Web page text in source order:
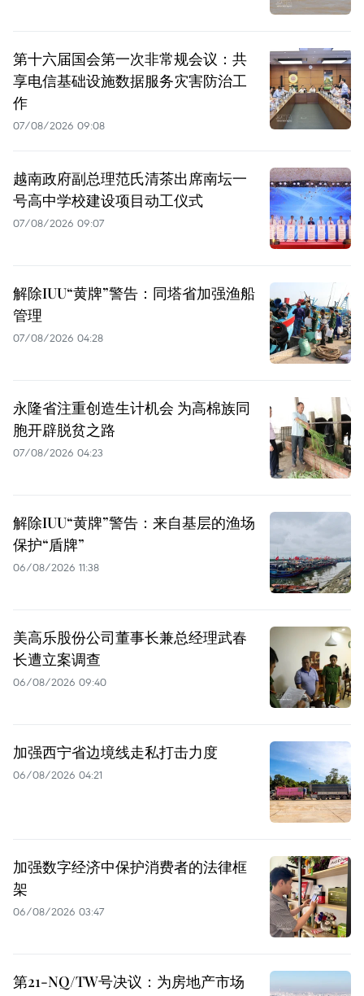
第十六届国会第一次非常规会议：共
享电信基础设施数据服务灾害防治工
作
07/08/2026 09:08
越南政府副总理范氏清茶出席南坛一
号高中学校建设项目动工仪式
07/08/2026 09:07
解除IUU“黄牌”警告：同塔省加强渔船
管理
07/08/2026 04:28
永隆省注重创造生计机会 为高棉族同
胞开辟脱贫之路
07/08/2026 04:23
解除IUU“黄牌”警告：来自基层的渔场
保护“盾牌”
06/08/2026 11:38
美高乐股份公司董事长兼总经理武春
长遭立案调查
06/08/2026 09:40
加强西宁省边境线走私打击力度
06/08/2026 04:21
加强数字经济中保护消费者的法律框
架
06/08/2026 03:47
第21-NQ/TW号决议：为房地产市场